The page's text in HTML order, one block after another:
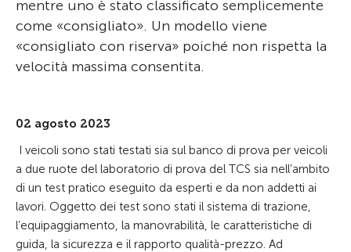
mentre uno è stato classificato semplicemente
come «consigliato». Un modello viene
«consigliato con riserva» poiché non rispetta la
velocità massima consentita.
02 agosto 2023
I veicoli sono stati testati sia sul banco di prova per veicoli
a due ruote del laboratorio di prova del TCS sia nell’ambito
di un test pratico eseguito da esperti e da non addetti ai
lavori. Oggetto dei test sono stati il sistema di trazione,
l’equipaggiamento, la manovrabilità, le caratteristiche di
guida, la sicurezza e il rapporto qualità-prezzo. Ad